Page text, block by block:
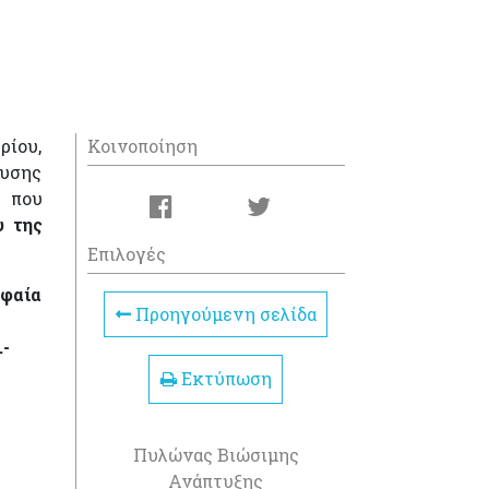
που
της
Κοινοποίηση
Επιλογές
Προηγούμενη σελίδα
Εκτύπωση
Πυλώνας Βιώσιμης
Ανάπτυξης